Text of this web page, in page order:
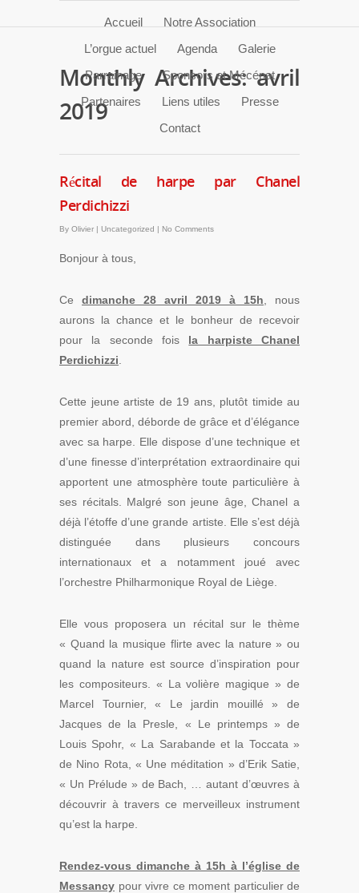
Accueil
Notre Association
L’orgue actuel
Agenda
Galerie
Parrainage
Sponsors et Mécénat
Partenaires
Liens utiles
Presse
Contact
Monthly Archives: avril
2019
Récital de harpe par Chanel
Perdichizzi
By Olivier | Uncategorized | No Comments
Bonjour à tous,
Ce dimanche 28 avril 2019 à 15h , nous
aurons la chance et le bonheur de recevoir
pour la seconde fois la harpiste Chanel
Perdichizzi
Cette jeune artiste de 19 ans, plutôt timide au
premier abord, déborde de grâce et d’élégance
avec sa harpe. Elle dispose d’une technique et
d’une finesse d’interprétation extraordinaire qui
apportent une atmosphère toute particulière à
ses récitals. Malgré son jeune âge, Chanel a
déjà l’étoffe d’une grande artiste. Elle s’est déjà
distinguée dans plusieurs concours
internationaux et a notamment joué avec
l’orchestre Philharmonique Royal de Liège.
Elle vous proposera un récital sur le thème
« Quand la musique flirte avec la nature » ou
quand la nature est source d’inspiration pour
les compositeurs. « La volière magique » de
Marcel Tournier, « Le jardin mouillé » de
Jacques de la Presle, « Le printemps » de
Louis Spohr, « La Sarabande et la Toccata »
de Nino Rota, « Une méditation » d’Erik Satie,
« Un Prélude » de Bach, … autant d’œuvres à
découvrir à travers ce merveilleux instrument
qu’est la harpe.
Rendez-vous dimanche à 15h à l’église de
Messancy pour vivre ce moment particulier de